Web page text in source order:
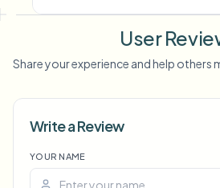
User
Share your experience and help others
Write a Review
YOUR NAME